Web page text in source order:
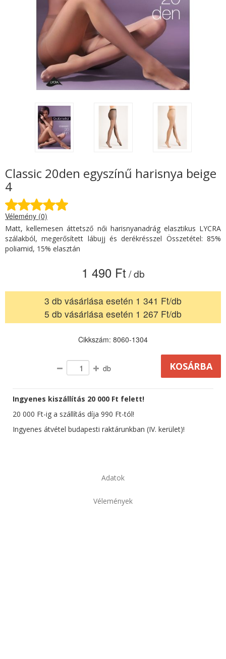
Classic 20den egyszínű harisnya beige
4
Vélemény (0)
Matt, kellemesen áttetsző női harisnyanadrág elasztikus LYCRA
szálakból, megerősített lábujj és derékrésszel Összetétel: 85%
poliamid, 15% elasztán
1 490 Ft / db
3 db vásárlása esetén 1 341 Ft/db
5 db vásárlása esetén 1 267 Ft/db
Cikkszám: 8060-1304
db
Ingyenes kiszállítás 20 000 Ft felett!
20 000 Ft-ig a szállítás díja 990 Ft-tól!
Ingyenes átvétel budapesti raktárunkban (IV. kerület)!
Adatok
Vélemények